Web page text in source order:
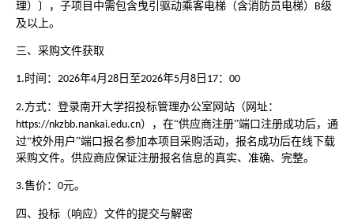
理）〕，子项目中需包含曳引驱动乘客电梯（含消防员电梯） B级
及以上。
三、采购文件获取
1. 时间： 2026年4月 28 日至2026年5月 8 日 17： 00
2.方式：登录南开大学招投标管理办公室网站（网址：
https://nkzbb.nankai.edu.cn），在“供应商注册”端口注册成功后，通
过“校外用户”端口报名参加本项目采购活动，报名成功后在线下载
采购文件。供应商应保证注册报名信息的真实、准确、完整。
3.售价： 0元。
四、投标（响应）文件的提交与解密